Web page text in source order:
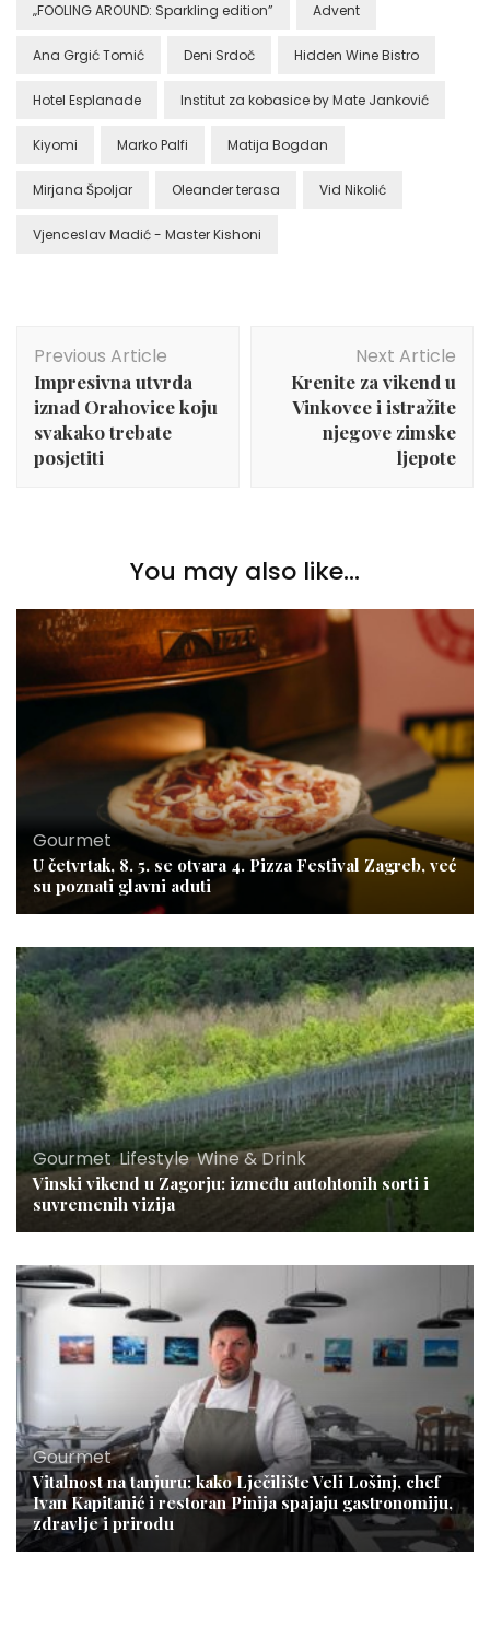
„FOOLING AROUND: Sparkling edition” Advent
Ana Grgić Tomić Deni Srdoč Hidden Wine Bistro
Hotel Esplanade Institut za kobasice by Mate Janković
Kiyomi Marko Palfi Matija Bogdan
Mirjana Špoljar Oleander terasa Vid Nikolić
Vjenceslav Madić - Master Kishoni
Navigation
Previous Article
Impresivna utvrda
iznad Orahovice koju
svakako trebate
posjetiti
Next Article
Krenite za vikend u
Vinkovce i istražite
njegove zimske
ljepote
You may also like...
Gourmet
U četvrtak, 8. 5. se otvara 4. Pizza Festival Zagreb, već
su poznati glavni aduti
Gourmet,Lifestyle,Wine & Drink
Vinski vikend u Zagorju: između autohtonih sorti i
suvremenih vizija
Gourmet
Vitalnost na tanjuru: kako Lječilište Veli Lošinj, chef
Ivan Kapitanić i restoran Pinija spajaju gastronomiju,
zdravlje i prirodu